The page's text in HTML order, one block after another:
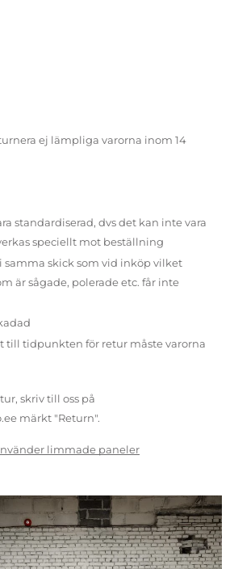
ej lämpliga varorna inom 14
standardiserad, dvs det kan inte vara
speciellt mot beställning
samma skick som vid inköp vilket
är sågade, polerade etc. får inte
till tidpunkten för retur måste varorna
skriv till oss på
märkt "Return".
limmade paneler